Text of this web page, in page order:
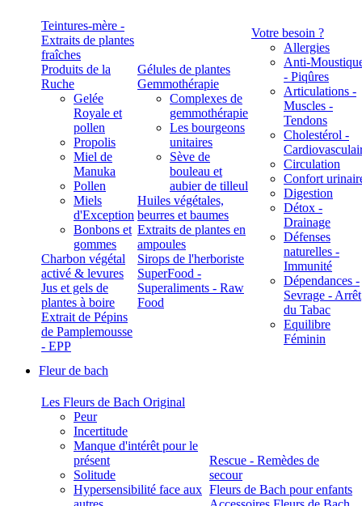
Teintures-mère -
Extraits de plantes
fraîches
Produits de la
Ruche
Gelée
Royale et
pollen
Propolis
Miel de
Manuka
Pollen
Miels
d'Exception
Bonbons et
gommes
Charbon végétal
activé & levures
Jus et gels de
plantes à boire
Extrait de Pépins
de Pamplemousse
- EPP
Gélules de plantes
Gemmothérapie
Complexes de
gemmothérapie
Les bourgeons
unitaires
Sève de
bouleau et
aubier de tilleul
Huiles végétales,
beurres et baumes
Extraits de plantes en
ampoules
Sirops de l'herboriste
SuperFood -
Superaliments - Raw
Food
Votre besoin ?
Allergies
Anti-
- Piqûres
Articulations -
Muscles -
Tendons
Cholestérol -
Circulation
Confort
Digestion
Détox -
Drainage
Défenses
naturelles -
Immunité
Dépendances -
Sevrage - Arrêt
du Tabac
Equilibre
Féminin
Fleur de bach
Les Fleurs de Bach Original
Peur
Incertitude
Manque d'intérêt pour le
présent
Solitude
Hypersensibilité face aux
Rescue - Remèdes de
secour
Fleurs de Bach pour enfants